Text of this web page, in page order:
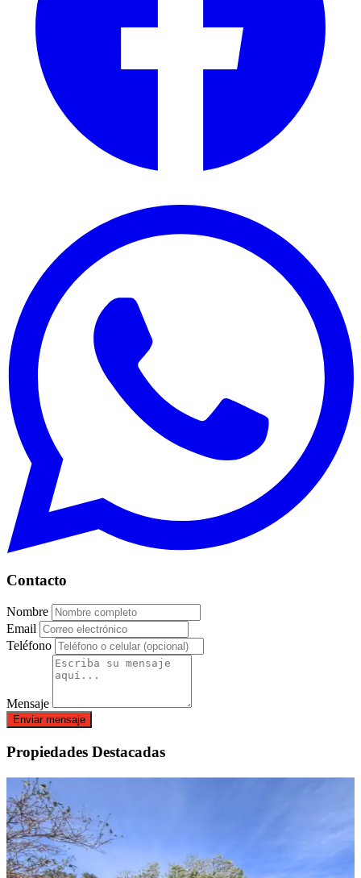
Contacto
Nombre
Email
Teléfono
Mensaje
Enviar mensaje
Propiedades Destacadas